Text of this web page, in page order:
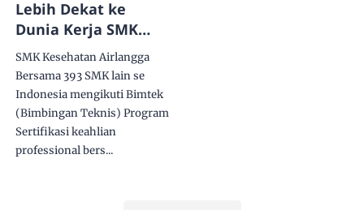
Lebih Dekat ke
Dunia Kerja SMK
Kesehatan Airlangga
raih bantuan
pemerintah program
Sertifikasi
Kompetensi bagi 133
murid dari
SMK Kesehatan Airlangga
Bersama 393 SMK lain se
Indonesia mengikuti Bimtek
(Bimbingan Teknis) Program
Sertifikasi keahlian
professional bers...